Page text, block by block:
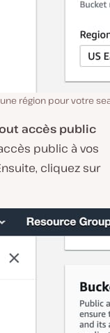
région pour votre
accès public
public à vos
cliquez sur